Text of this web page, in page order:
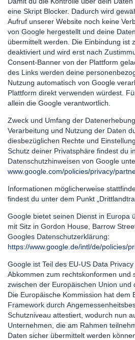
eine Skript Blocker. Dadurch wird
Aufruf unserer Website noch keine
von Google hergestellt und deine
übermittelt werden. Die Einbindung ist
deaktiviert und wird erst nach
Consent-Banner von der Plattform
des Links werden deine
Nutzung automatisch von Google
Plattform direkt verwenden würdest.
allein die Google verantwortlich.
Zweck und Umfang der
Verarbeitung und Nutzung der Daten
diesbezüglichen Rechte und
Schutz deiner Privatsphäre findest du
Datenschutzhinweisen von Google
www.google.com/policies/privacy/
Informationen möglicherweise
findest du unter dem Punkt
Google bietet seinen Dienst in Europa
mit Sitz in Gordon House, Barrow
Googles Datenschutzerklärung:
https://www.google.de/intl/de/policies/
Google ist Teil des EU-US Data
Abkommen zum rechtskonformen und
zwischen der Europäischen Union und
Die Europäische Kommission hat dem
Framework durch
Schutzniveau attestiert, wodurch nun
Unternehmen, die am Rahmen
Daten sicher übermittelt werden